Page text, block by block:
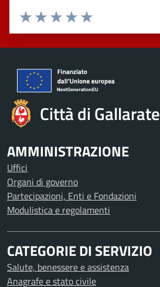
Valuta 5 stelle su 5
Valuta 4 stelle su 5
Valuta 3 stelle su 5
Valuta 2 stelle su 5
Valuta 1 stelle su 5
Città di Gallarate
AMMINISTRAZIONE
Uffici
Organi di governo
Partecipazioni, Enti e Fondazioni
Modulistica e regolamenti
CATEGORIE DI SERVIZIO
Salute, benessere e assistenza
Anagrafe e stato civile